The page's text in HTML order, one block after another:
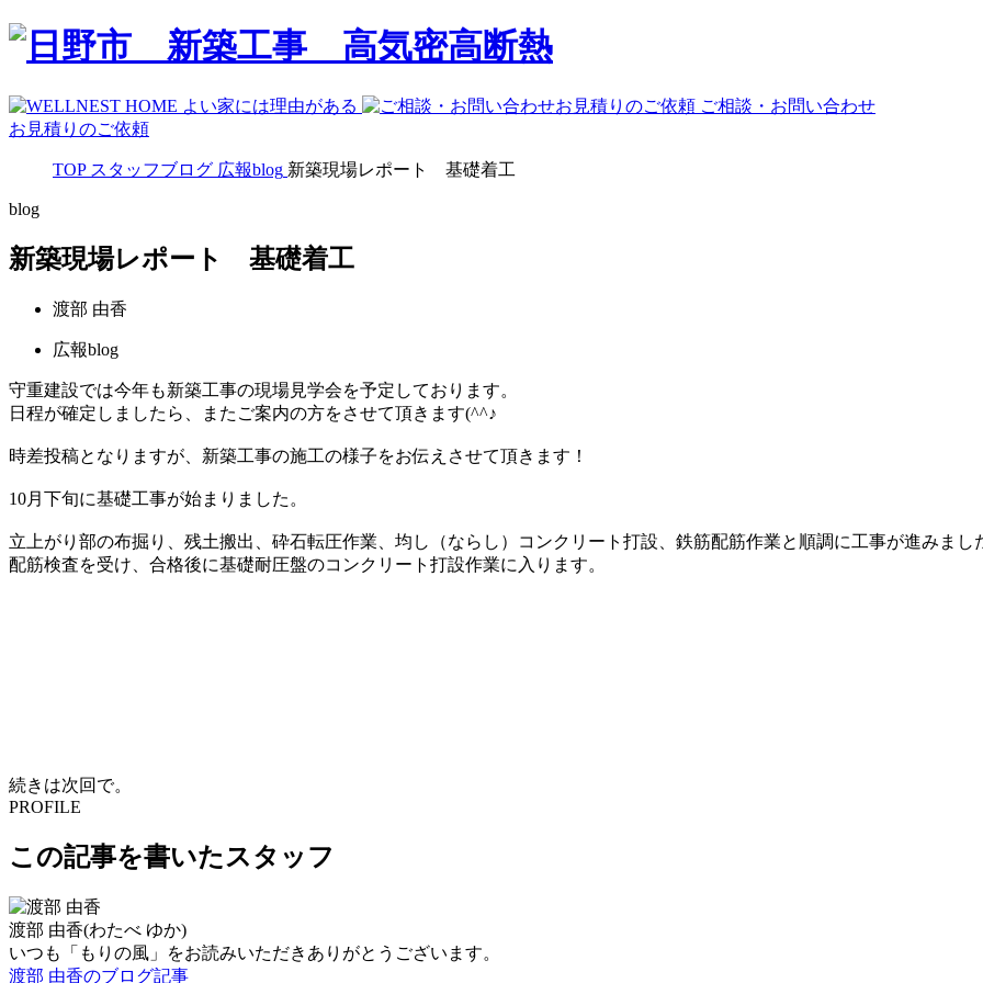
ご相談・お問い合わせ
お見積りのご依頼
TOP スタッフブログ 広報blog 新築現場レポート 基礎着工
blog
新築現場レポート 基礎着工
渡部 由香
広報blog
守重建設では今年も新築工事の現場見学会を予定しております。
日程が確定しましたら、またご案内の方をさせて頂きます(^^♪
時差投稿となりますが、新築工事の施工の様子をお伝えさせて頂きます！
10月下旬に基礎工事が始まりました。
立上がり部の布掘り、残土搬出、砕石転圧作業、均し（ならし）コンクリート打設、鉄筋配筋作業と順調に工事が進みまし
配筋検査を受け、合格後に基礎耐圧盤のコンクリート打設作業に入ります。
続きは次回で。
PROFILE
この記事を書いたスタッフ
渡部 由香(わたべ ゆか)
いつも「もりの風」をお読みいただきありがとうございます。
渡部 由香のブログ記事